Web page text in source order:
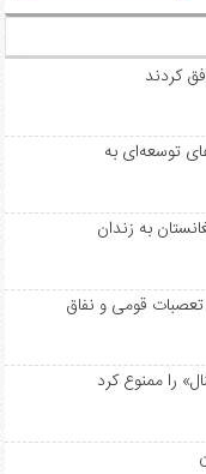
کردند
توسعه‌ای به
به زندان
تعصبات قومی و نفاق
را ممنوع کرد